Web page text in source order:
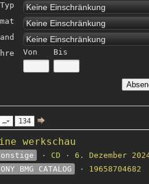
Typ Keine Einschränkung
Keine Einschränkung
Keine Einschränkung
Von Bis
… 134
werkschau
· CD · 6. Dezember
BMG CATALOG
· 19658704682